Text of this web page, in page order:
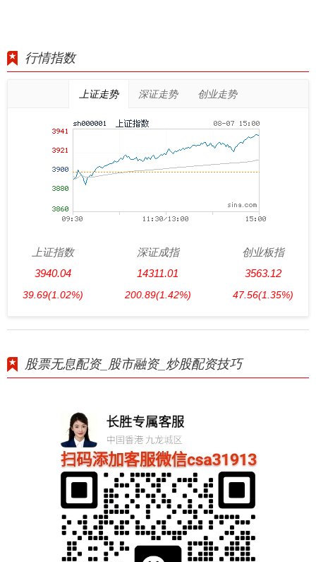
行情指数
上证走势 深证走势 创业走势
上证指数
3940.04
39.69(1.02%)
深证成指
14311.01
200.89(1.42%)
创业板指
3563.12
47.56(1.35%)
股票无息配资_股市融资_炒股配资技巧